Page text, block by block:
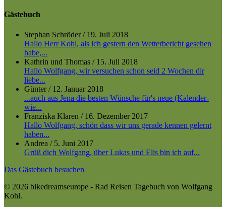
Gästebuch
Stephan Schröder/ 19. Juli 2018
Hallo Herr Kohl, als ich gestern den Wetterbericht gesehen
habe,...
Kathrin und Thomas / 15. Juli 2018
Hallo Wolfgang, wir versuchen schon seid 2 Wochen dir
liebe...
Günter/ 12. Januar 2018
...auch aus Jena die besten Wünsche für's neue (Kalender-
wie...
Franziska Klaren / 16. Dezember 2017
Hallo Wolfgang, schön dass wir uns gerade kennen gelernt
haben...
Andrea / 5. Juni 2017
Grüß dich Wolfgang, über Lukas und Elis bin ich auf...
Das Gästebuch besuchen
© 2026 bikedreamseurope - Rad Reisen Tagebuch von Wolfgang
Kohl.